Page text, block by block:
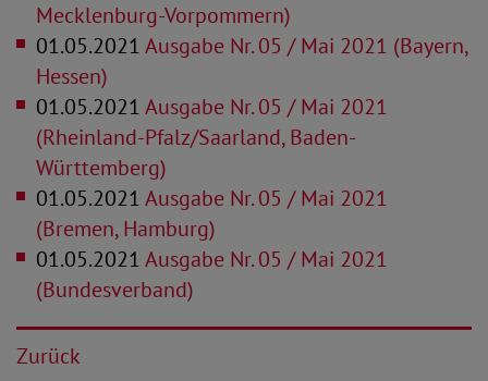
Mecklenburg-Vorpommern)
01.05.2021Ausgabe Nr. 05 / Mai 2021 (Bayern,
Hessen)
01.05.2021Ausgabe Nr. 05 / Mai 2021
(Rheinland-Pfalz/Saarland, Baden-
Württemberg)
01.05.2021Ausgabe Nr. 05 / Mai 2021
(Bremen, Hamburg)
01.05.2021Ausgabe Nr. 05 / Mai 2021
(Bundesverband)
Zurück